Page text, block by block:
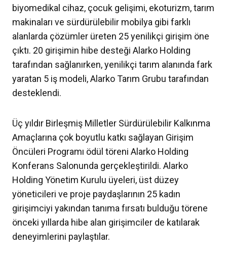
biyomedikal cihaz, çocuk gelişimi, ekoturizm, tarım
makinaları ve sürdürülebilir mobilya gibi farklı
alanlarda çözümler üreten 25 yenilikçi girişim öne
çıktı. 20 girişimin hibe desteği Alarko Holding
tarafından sağlanırken, yenilikçi tarım alanında fark
yaratan 5 iş modeli, Alarko Tarım Grubu tarafından
desteklendi.
Üç yıldır Birleşmiş Milletler Sürdürülebilir Kalkınma
Amaçlarına çok boyutlu katkı sağlayan Girişim
Öncüleri Programı ödül töreni Alarko Holding
Konferans Salonunda gerçekleştirildi. Alarko
Holding Yönetim Kurulu üyeleri, üst düzey
yöneticileri ve proje paydaşlarının 25 kadın
girişimciyi yakından tanıma fırsatı bulduğu törene
önceki yıllarda hibe alan girişimciler de katılarak
deneyimlerini paylaştılar.